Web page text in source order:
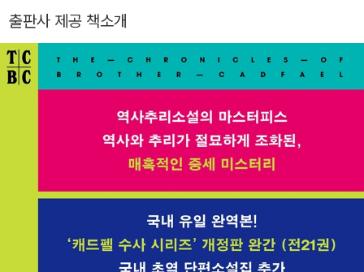
가협회에서 주는 실버 대거 상을 받았다. 영국 문학에 기여한 공
로로 엘리자베스 2세 여왕으로부터 훈장(Order of the British
Empire)을 수여받았다. 캐드펠 수사 시리즈는 문학적 성취와 함
께 역사와 인간에 대한 깊은 애정과 이해를 드러내 전 세계인의
사랑을 받는 고전으로 손꼽힌다. 1995년 10월, 생전에 지극히 사
랑했던 고향 슈롭셔에서 여든두 해의 생을 마쳤다.
한 공기 속으로』 『매디슨 카운티의 추억』 『피아니스트』 『바람이
기』 『그런 깨달음은 없다』 『모든 것의 목격자』 『켄 윌버, 진실 없
는 진실의 시대』 『늘 깨어나는 지금』 외 100여 권이 있다. 고려대
학교 영문학과와 동대학원을 졸업했다. 『제발 조용히 좀 해요』
『사랑의 비밀』 『어둠 속의 갈까마귀』 『워크 투 리멤버』 『이단자의
상속녀』 등을 우리말로 옮겼다.
출판사 제공 책소개